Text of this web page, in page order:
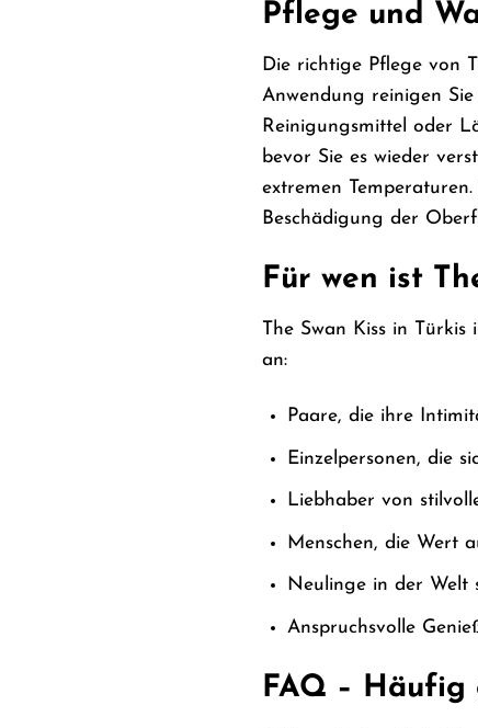
Pflege und
Die richtige Pflege von
Anwendung reinigen
Reinigungsmittel oder
bevor Sie es wieder
extremen
Beschädigung der
Für wen ist
The Swan Kiss in
an:
Paare, die ihre
Einzelpersonen, die
Liebhaber von
Menschen, die Wert
Neulinge in der Welt
Anspruchsvolle
FAQ – Häufig